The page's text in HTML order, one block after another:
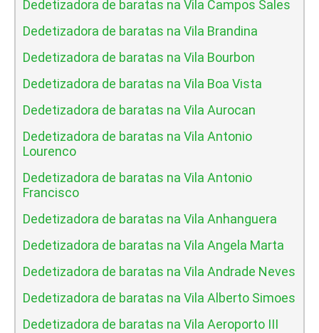
Dedetizadora de baratas na Vila Campos Sales
Dedetizadora de baratas na Vila Brandina
Dedetizadora de baratas na Vila Bourbon
Dedetizadora de baratas na Vila Boa Vista
Dedetizadora de baratas na Vila Aurocan
Dedetizadora de baratas na Vila Antonio
Lourenco
Dedetizadora de baratas na Vila Antonio
Francisco
Dedetizadora de baratas na Vila Anhanguera
Dedetizadora de baratas na Vila Angela Marta
Dedetizadora de baratas na Vila Andrade Neves
Dedetizadora de baratas na Vila Alberto Simoes
Dedetizadora de baratas na Vila Aeroporto III